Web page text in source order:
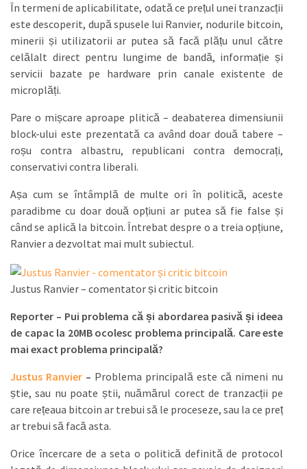
În termeni de aplicabilitate, odată ce prețul unei tranzacții
este descoperit, după spusele lui Ranvier, nodurile bitcoin,
minerii și utilizatorii ar putea să facă plățu unul către
celălalt direct pentru lungime de bandă, informație și
servicii bazate pe hardware prin canale existente de
microplăți.
Pare o mișcare aproape plitică – deabaterea dimensiunii
block-ului este prezentată ca având doar două tabere –
roșu contra albastru, republicani contra democrați,
conservativi contra liberali.
Așa cum se întâmplă de multe ori în politică, aceste
paradibme cu doar două opțiuni ar putea să fie false și
când se aplică la bitcoin. Întrebat despre o a treia opțiune,
Ranvier a dezvoltat mai mult subiectul.
Justus Ranvier – comentator și critic bitcoin
Reporter – Pui problema că și abordarea pasivă și ideea
de capac la 20MB ocolesc problema principală. Care este
mai exact problema principală?
Justus Ranvier – Problema principală este că nimeni nu
știe, sau nu poate știi, nuămărul corect de tranzacții pe
care rețeaua bitcoin ar trebui să le proceseze, sau la ce preț
ar trebui să facă asta.
Orice încercare de a seta o politică definită de protocol